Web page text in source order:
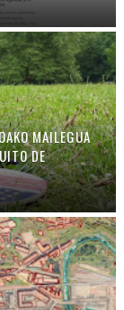
MAILEGUA
DE